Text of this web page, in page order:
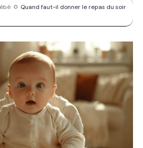
Quand faut-il donner le repas du soir